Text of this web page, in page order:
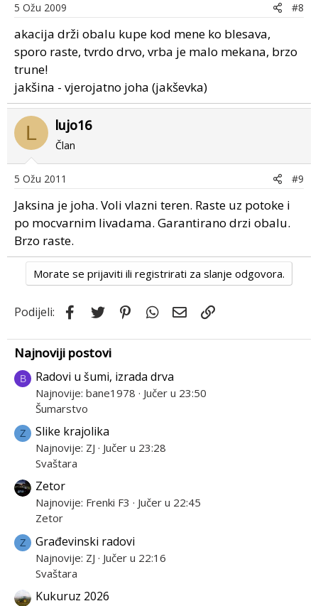
5 Ožu 2009 #8
akacija drži obalu kupe kod mene ko blesava,
sporo raste, tvrdo drvo, vrba je malo mekana, brzo
trune!
jakšina - vjerojatno joha (jakševka)
L lujo16
Član
5 Ožu 2011 #9
Jaksina je joha. Voli vlazni teren. Raste uz potoke i
po mocvarnim livadama. Garantirano drzi obalu.
Brzo raste.
Morate se prijaviti ili registrirati za slanje odgovora.
Podijeli: Facebook
Twitter PinterestWhatsApp
Email
Najnoviji postovi
B Radovi u šumi, izrada drva
Najnovije: bane1978
Jučer u 23:50
Šumarstvo
Z Slike krajolika
Najnovije: ZJ
Jučer u 23:28
Svaštara
Zetor
Najnovije: Frenki F3
Jučer u 22:45
Zetor
Z Građevinski radovi
Najnovije: ZJ
Jučer u 22:16
Svaštara
Kukuruz 2026